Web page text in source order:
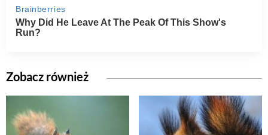
Zobacz również